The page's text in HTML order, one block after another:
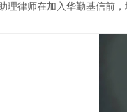
理律师在加入华勤基信前